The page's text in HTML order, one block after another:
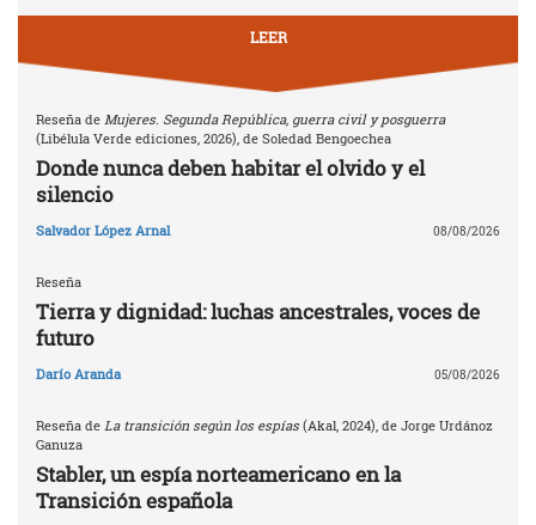
LEER
Reseña de Mujeres. Segunda República, guerra civil y posguerra
(Libélula Verde ediciones, 2026), de Soledad Bengoechea
Donde nunca deben habitar el olvido y el
silencio
Salvador López Arnal 08/08/2026
Reseña
Tierra y dignidad: luchas ancestrales, voces de
futuro
Darío Aranda 05/08/2026
Reseña de La transición según los espías (Akal, 2024), de Jorge Urdánoz
Ganuza
Stabler, un espía norteamericano en la
Transición española